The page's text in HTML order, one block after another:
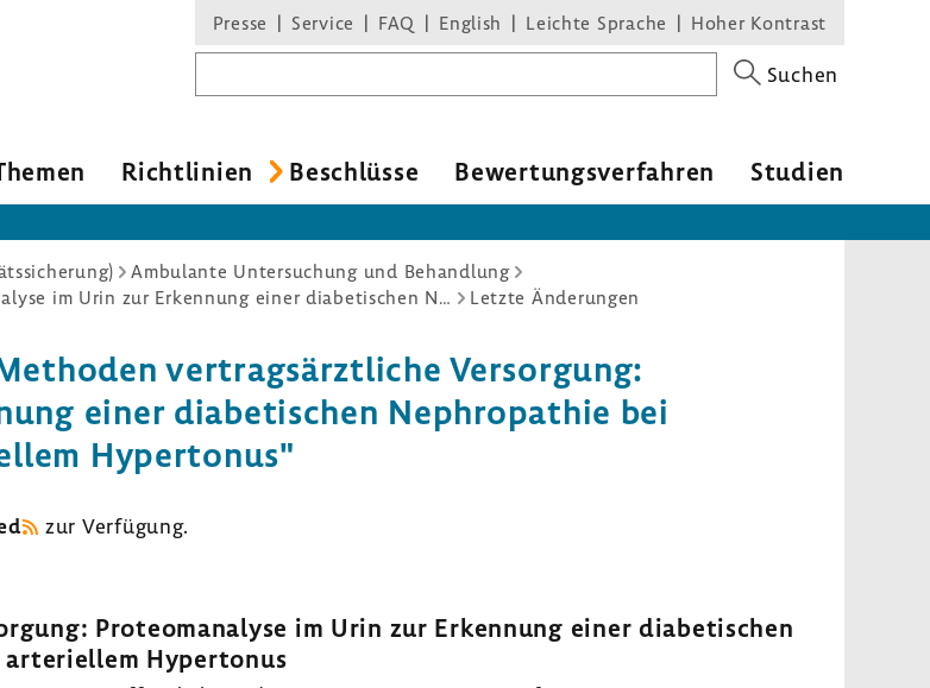
Presse Service FAQ English Leichte Sprache Hoher Kontrast
Suchen
Richt­li­nien Beschlüsse Bewer­tungs­ver­fahren Studien
Ambulante Untersuchung und Behandlung
Richtlinie Methoden vertragsärztliche Versorgung: Proteomanalyse im Urin zur Erkennung einer diabetischen Nephropathie bei Diabetes mellitus Typ 2 und arteriellem Hypertonus
Letzte Änderungen
vertrags­ärzt­liche Versor­gung:
einer diabe­ti­schen Neph­ro­pa­thie bei
Hyper­tonus"
zur Verfü­gung.
Proteom­ana­lyse im Urin zur Erken­nung einer diabe­ti­schen
arte­ri­ellem Hyper­tonus